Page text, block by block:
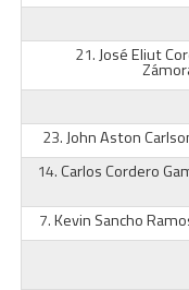
21.José Eliut
23.John Aston
14.Carlos Cordero
7.Kevin Sancho